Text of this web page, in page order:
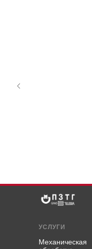
УСЛУГИ
Механическая